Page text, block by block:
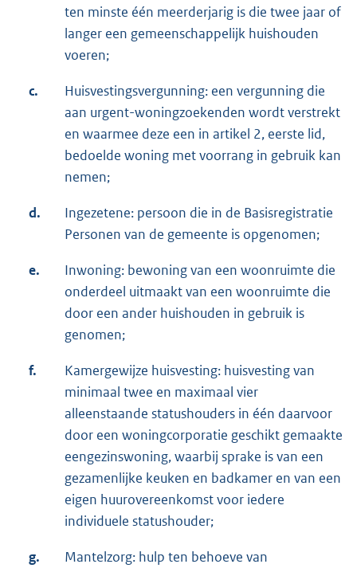
ten minste één meerderjarig is die twee jaar of
langer een gemeenschappelijk huishouden
voeren;
c.
Huisvestingsvergunning: een vergunning die
aan urgent-woningzoekenden wordt verstrekt
en waarmee deze een in artikel 2, eerste lid,
bedoelde woning met voorrang in gebruik kan
nemen;
d.
Ingezetene: persoon die in de Basisregistratie
Personen van de gemeente is opgenomen;
e.
Inwoning: bewoning van een woonruimte die
onderdeel uitmaakt van een woonruimte die
door een ander huishouden in gebruik is
genomen;
f.
Kamergewijze huisvesting: huisvesting van
minimaal twee en maximaal vier
alleenstaande statushouders in één daarvoor
door een woningcorporatie geschikt gemaakte
eengezinswoning, waarbij sprake is van een
gezamenlijke keuken en badkamer en van een
eigen huurovereenkomst voor iedere
individuele statushouder;
g.
Mantelzorg: hulp ten behoeve van